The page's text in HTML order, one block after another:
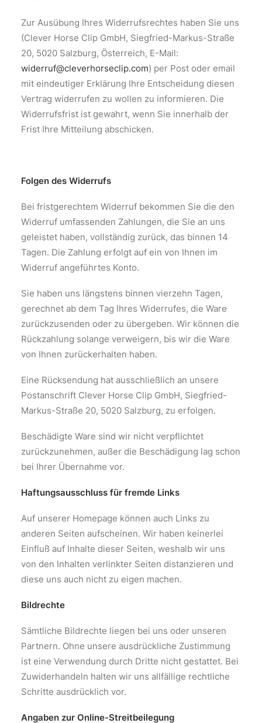
Zur Ausübung Ihres Widerrufsrechtes haben Sie uns
(Clever Horse Clip GmbH, Siegfried-Markus-Straße
20, 5020 Salzburg, Österreich, E-Mail:
widerruf@cleverhorseclip.com) per Post oder email
mit eindeutiger Erklärung Ihre Entscheidung diesen
Vertrag widerrufen zu wollen zu informieren. Die
Widerrufsfrist ist gewahrt, wenn Sie innerhalb der
Frist Ihre Mitteilung abschicken.
Folgen des Widerrufs
Bei fristgerechtem Widerruf bekommen Sie die den
Widerruf umfassenden Zahlungen, die Sie an uns
geleistet haben, vollständig zurück, das binnen 14
Tagen. Die Zahlung erfolgt auf ein von Ihnen im
Widerruf angeführtes Konto.
Sie haben uns längstens binnen vierzehn Tagen,
gerechnet ab dem Tag Ihres Widerrufes, die Ware
zurückzusenden oder zu übergeben. Wir können die
Rückzahlung solange verweigern, bis wir die Ware
von Ihnen zurückerhalten haben.
Eine Rücksendung hat ausschließlich an unsere
Postanschrift Clever Horse Clip GmbH, Siegfried-
Markus-Straße 20, 5020 Salzburg, zu erfolgen.
Beschädigte Ware sind wir nicht verpflichtet
zurückzunehmen, außer die Beschädigung lag schon
bei Ihrer Übernahme vor.
Haftungsausschluss für fremde Links
Auf unserer Homepage können auch Links zu
anderen Seiten aufscheinen. Wir haben keinerlei
Einfluß auf Inhalte dieser Seiten, weshalb wir uns
von den Inhalten verlinkter Seiten distanzieren und
diese uns auch nicht zu eigen machen.
Bildrechte
Sämtliche Bildrechte liegen bei uns oder unseren
Partnern. Ohne unsere ausdrückliche Zustimmung
ist eine Verwendung durch Dritte nicht gestattet. Bei
Zuwiderhandeln halten wir uns allfällige rechtliche
Schritte ausdrücklich vor.
Angaben zur Online-Streitbeilegung